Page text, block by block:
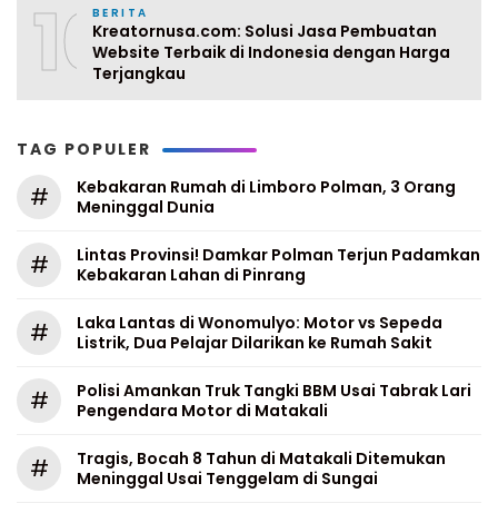
10BERITA
Kreatornusa.com: Solusi Jasa Pembuatan
Website Terbaik di Indonesia dengan Harga
Terjangkau
TAG POPULER
#
Kebakaran Rumah di Limboro Polman, 3 Orang
Meninggal Dunia
#
Lintas Provinsi! Damkar Polman Terjun Padamkan
Kebakaran Lahan di Pinrang
#
Laka Lantas di Wonomulyo: Motor vs Sepeda
Listrik, Dua Pelajar Dilarikan ke Rumah Sakit
#
Polisi Amankan Truk Tangki BBM Usai Tabrak Lari
Pengendara Motor di Matakali
#
Tragis, Bocah 8 Tahun di Matakali Ditemukan
Meninggal Usai Tenggelam di Sungai